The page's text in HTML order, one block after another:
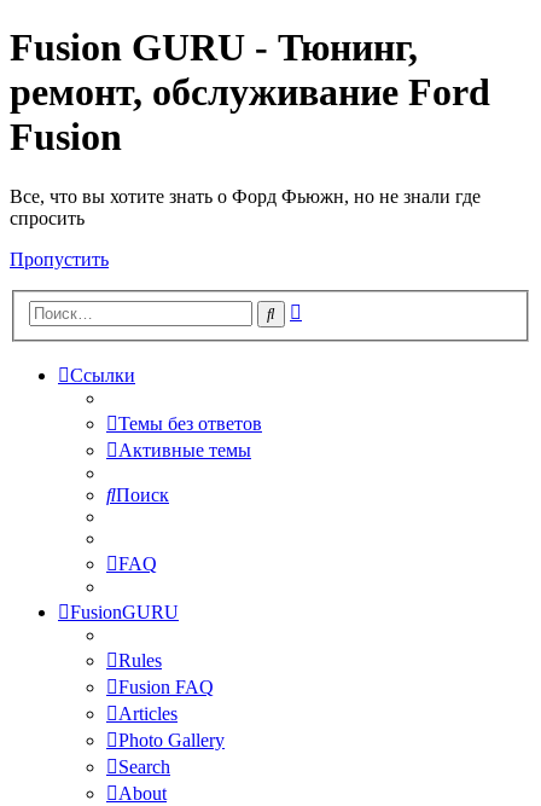
Fusion GURU - Тюнинг,
ремонт, обслуживание Ford
Fusion
Все, что вы хотите знать о Форд Фьюжн, но не знали где
спросить
Пропустить
Поиск
Ссылки
Темы без ответов
Активные темы
Поиск
FAQ
FusionGURU
Rules
Fusion FAQ
Articles
Photo Gallery
Search
About